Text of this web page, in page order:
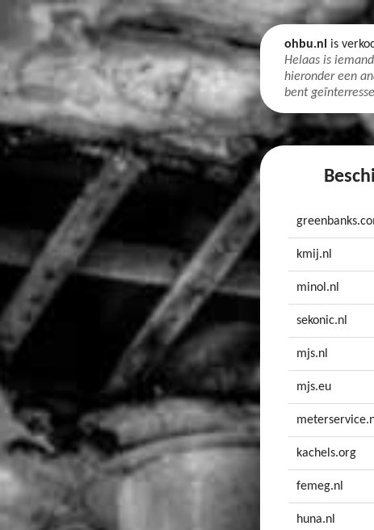
ohbu.nl
is
Helaas is
hieronder een
bent
kmij.nl
minol.nl
sekonic.nl
mjs.nl
mjs.eu
kachels.org
femeg.nl
huna.nl